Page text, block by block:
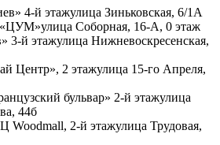
4-й этажулица Зиньковская, 6/1А
«ЦУМ»улица Соборная, 16-А, 0 этаж
3-й этажулица Нижневоскресенская,
Центр», 2 этажулица 15-го Апреля,
бульвар» 2-й этажулица
44б
Woodmall, 2-й этажулица Трудовая,